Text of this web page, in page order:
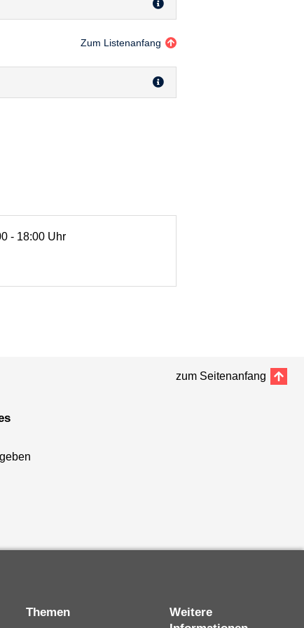
Zum Listenanfang
- 18:00 Uhr
zum Seitenanfang
Themen
Weitere